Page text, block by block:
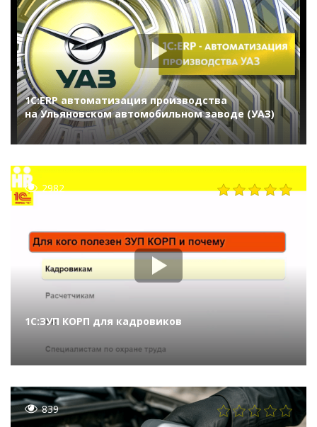
1С:ERP автоматизация производства
на Ульяновском автомобильном заводе (УАЗ)
2982
1С:ЗУП КОРП для кадровиков
839